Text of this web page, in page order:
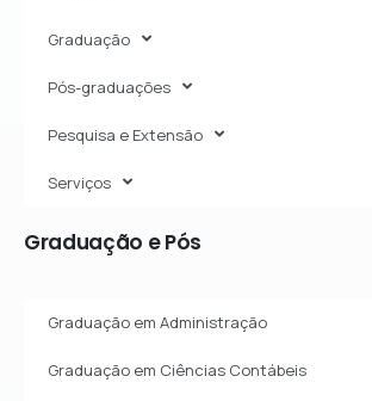
Graduação
Pós-graduações
Pesquisa e Extensão
Serviços
Graduação ePós
Graduação em Administração
Graduação em Ciências Contábeis